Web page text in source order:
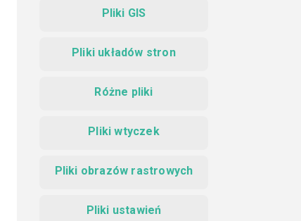
Pliki GIS
Pliki układów stron
Różne pliki
Pliki wtyczek
Pliki obrazów rastrowych
Pliki ustawień